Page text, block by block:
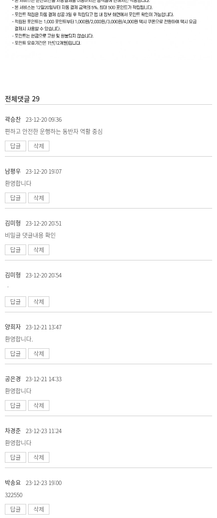
전체댓글 29
곽승찬 23-12-20 09:36
편하고 안전한 운행하는 동반자 역활 중심
답글
삭제
남평우 23-12-20 19:07
환영합니다
답글
삭제
김미형
23-12-20 20:51
비밀글 댓글내용 확인
답글
삭제
김미형
23-12-20 20:54
ㆍ
답글
삭제
양희자 23-12-21 13:47
환영합니다.
답글
삭제
공은경
23-12-21 14:33
환영합니다
답글
삭제
차경준 23-12-23 11:24
환영합니다
답글
삭제
박송요 23-12-23 19:00
322550
답글
삭제